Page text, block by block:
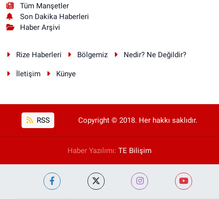
Tüm Manşetler
Son Dakika Haberleri
Haber Arşivi
Rize Haberleri Bölgemiz Nedir? Ne Değildir?
İletişim Künye
RSS Copyright © 2018. Her hakkı saklıdır.
Haber Yazılımı: TE Bilişim